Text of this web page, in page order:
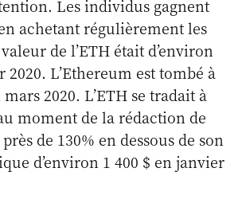
Les individus gagnent
achetant régulièrement les
de l’ETH était d’environ
2020. L’Ethereum est tombé à
2020. L’ETH se tradait à
moment de la rédaction de
de 130% en dessous de son
d’environ 1 400 $ en janvier